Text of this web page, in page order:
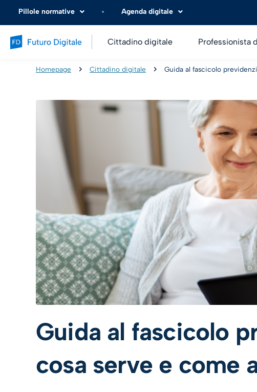
Pillole normative Agenda digitale
Cittadino digitale Professionista
Homepage Cittadino digitale Guida al fascicolo
Guida al fascicolo
cosa serve e come